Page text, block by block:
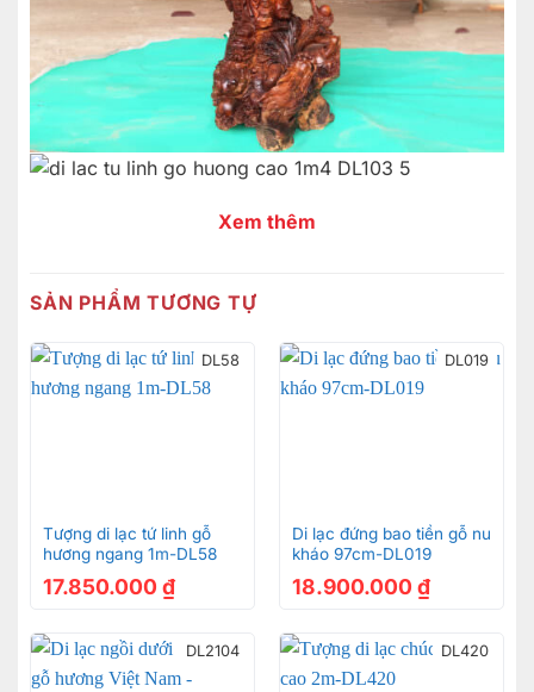
Xem thêm
SẢN PHẨM TƯƠNG TỰ
DL58
Tượng di lạc tứ linh gỗ
hương ngang 1m-DL58
17.850.000 ₫
DL019
Di lạc đứng bao tiền gỗ nu
kháo 97cm-DL019
18.900.000 ₫
DL2104 DL420